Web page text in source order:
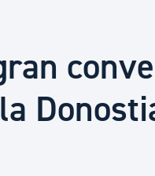
Desarrollo económico y